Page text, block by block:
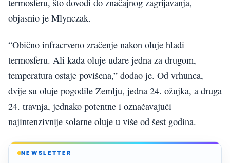
objasnio je Mlynczak.
“Obično infracrveno zračenje nakon oluje hladi
termosferu. Ali kada oluje udare jedna za drugom,
temperatura ostaje povišena,” dodao je. Od vrhunca,
dvije su oluje pogodile Zemlju, jedna 24. ožujka, a druga
24. travnja, jednako potentne i označavajući
najintenzivnije solarne oluje u više od šest godina.
NEWSLETTER